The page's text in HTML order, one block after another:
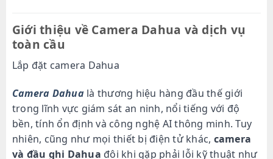
Giới thiệu về Camera Dahua và dịch vụ
toàn cầu
Lắp đặt camera Dahua
Camera Dahualà thương hiệu hàng đầu thế giới
trong lĩnh vực giám sát an ninh, nổi tiếng với độ
bền, tính ổn định và công nghệ AI thông minh. Tuy
nhiên, cũng như mọi thiết bị điện tử khác, camera
và đầu ghi Dahua đôi khi gặp phải lỗi kỹ thuật như